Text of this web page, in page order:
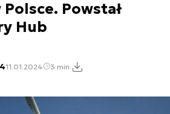
Powstał
Hub
11.01.2024 3 min.